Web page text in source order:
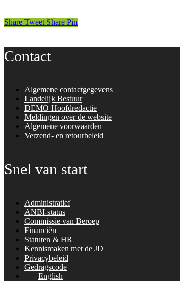
Share Tweet Share Pin
Contact
Algemene contactgegevens
Landelijk Bestuur
DEMO Hoofdredactie
Meldingen over de website
Algemene voorwaarden
Verzend- en retourbeleid
Snel van start
Administratief
ANBI-status
Commissie van Beroep
Financiën
Statuten & HR
Kennismaken met de JD
Privacybeleid
Gedragscode
English